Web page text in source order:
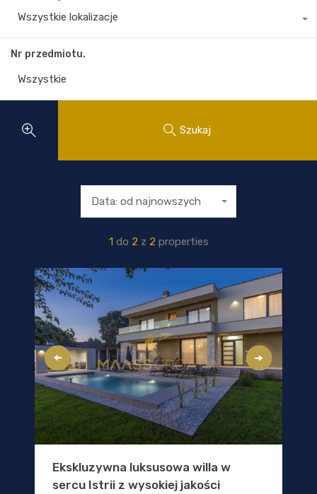
Wszystkie lokalizacje
Nr przedmiotu.
Szukaj
1 do 2 z 2 properties
Data: od najnowszych
Ekskluzywna luksusowa willa w
sercu Istrii z wysokiej jakości